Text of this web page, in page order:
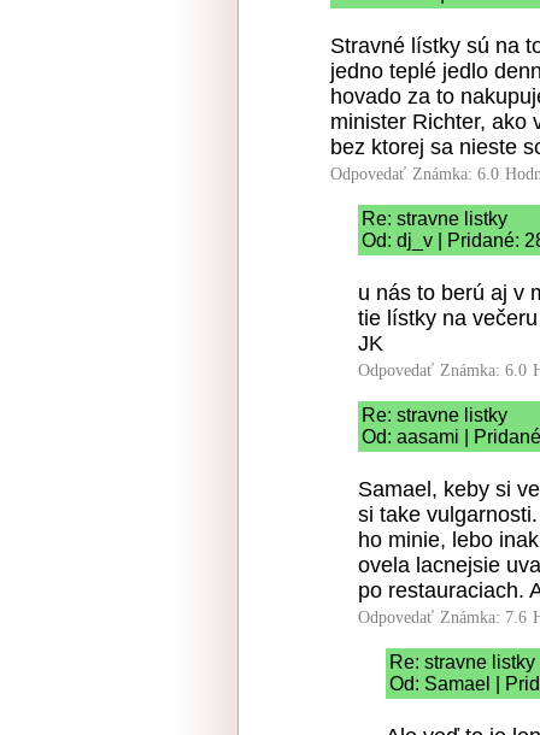
Stravné lístky sú na
jedno teplé jedlo
hovado za to
minister Richter, ako
bez ktorej sa nieste
Odpovedať Známka: 6.0
Re: stravne listky
Od: dj_v | Pridané:
u nás to berú aj v
tie lístky na
JK
Odpovedať Známka: 6.0
Re: stravne listky
Od: aasami |
Samael, keby si
si take
ho minie, lebo
ovela lacnejsie
po restauraciach.
Odpovedať Známka: 7.6
Re: stravne listky
Od: Samael |